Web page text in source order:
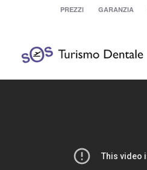
PREZZI GARANZIA